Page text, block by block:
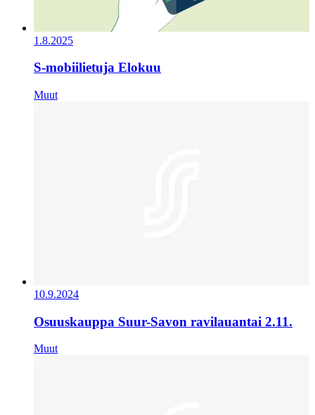
1.8.2025
S-mobiilietuja Elokuu
Muut
10.9.2024
Osuuskauppa Suur-Savon ravilauantai 2.11.
Muut